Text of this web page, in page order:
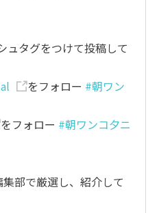
ュタグをつけて投稿して
をフォロー #朝ワン
をフォロー #朝ワンコ夕ニ
部で厳選し、紹介して